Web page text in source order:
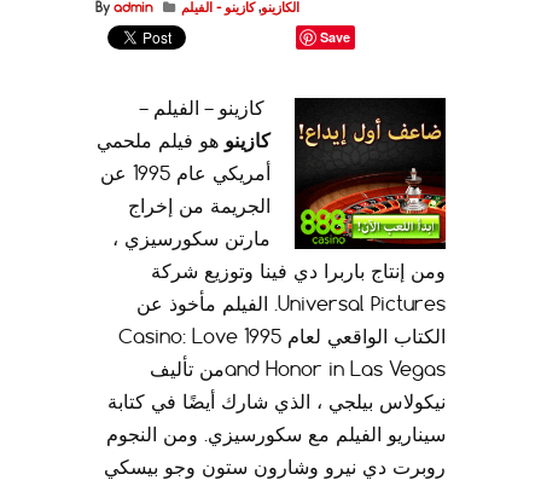
By admin الكازينو,كازينو - الفيلم
Save
كازينو – الفيلم –
كازينو هو فيلم ملحمي
أمريكي عام 1995 عن
الجريمة من إخراج
مارتن سكورسيزي ،
ومن إنتاج باربرا دي فينا وتوزيع شركة
Universal Pictures. الفيلم مأخوذ عن
الكتاب الواقعي لعام 1995 Casino: Love
and Honor in Las Vegasمن تأليف
نيكولاس بيلجي ، الذي شارك أيضًا في كتابة
سيناريو الفيلم مع سكورسيزي. ومن النجوم
روبرت دي نيرو وشارون ستون وجو بيسكي